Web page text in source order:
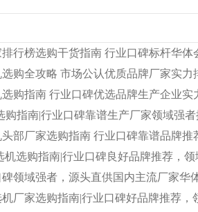
购指南|行业口碑靠谱生产厂家领域强